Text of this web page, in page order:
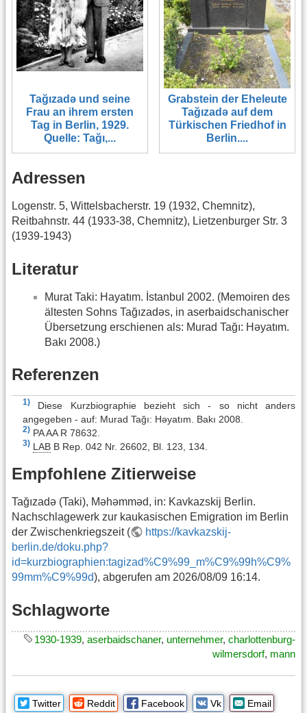
Tağızadə und seine
Frau an ihrem ersten
Tag in Berlin, 1929.
Quelle: Tağı,...
Grabstein der Eheleute
Tağızadə auf dem
Türkischen Friedhof in
Berlin....
Adressen
Logenstr. 5, Wittelsbacherstr. 19 (1932, Chemnitz),
Reitbahnstr. 44 (1933-38, Chemnitz), Lietzenburger Str. 3
(1939-1943)
Literatur
Murat Taki: Hayatım. İstanbul 2002. (Memoiren des
ältesten Sohns Tağızadəs, in aserbaidschanischer
Übersetzung erschienen als: Murad Tağı: Həyatım.
Bakı 2008.)
Referenzen
1)
Diese Kurzbiographie bezieht sich - so nicht anders
angegeben - auf: Murad Tağı: Həyatım. Bakı 2008.
2) PA AA R 78632.
3) LAB B Rep. 042 Nr. 26602, Bl. 123, 134.
Empfohlene Zitierweise
Tağızadə (Taki), Məhəmməd, in: Kavkazskij Berlin.
Nachschlagewerk zur kaukasischen Emigration im Berlin
der Zwischenkriegszeit (
https://kavkazskij-
berlin.de/doku.php?
id=kurzbiographien:tagizad%C9%99_m%C9%99h%C9%
99mm%C9%99d), abgerufen am 2026/08/09 16:14.
Schlagworte
1930-1939, aserbaidschaner, unternehmer, charlottenburg-
wilmersdorf, mann
Twitter Reddit Facebook Vk Email